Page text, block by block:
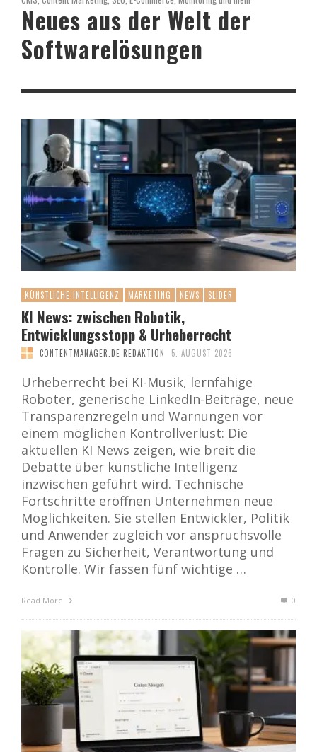
Neues aus der Welt der
Softwarelösungen
KÜNSTLICHE INTELLIGENZ MARKETING NEWS SLIDER
KI News: zwischen Robotik,
Entwicklungsstopp & Urheberrecht
CONTENTMANAGER.DE REDAKTION 5. AUGUST 2026
Urheberrecht bei KI-Musik, lernfähige
Roboter, generische LinkedIn-Beiträge, neue
Transparenzregeln und Warnungen vor
einem möglichen Kontrollverlust: Die
aktuellen KI News zeigen, wie breit die
Debatte über künstliche Intelligenz
inzwischen geführt wird. Technische
Fortschritte eröffnen Unternehmen neue
Möglichkeiten. Sie stellen Entwickler, Politik
und Anwender zugleich vor anspruchsvolle
Fragen zu Sicherheit, Verantwortung und
Kontrolle. Wir fassen fünf wichtige …
Read More 0